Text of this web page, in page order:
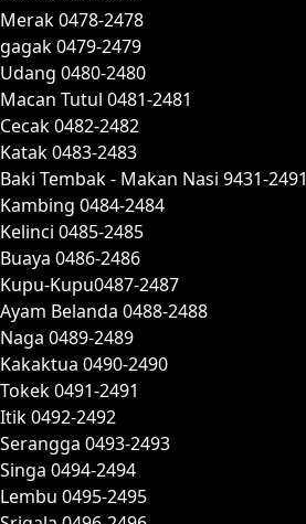
Merak 0478-2478
gagak 0479-2479
Udang 0480-2480
Macan Tutul 0481-2481
Cecak 0482-2482
Katak 0483-2483
Baki Tembak - Makan Nasi 9431-2491
Kambing 0484-2484
Kelinci 0485-2485
Buaya 0486-2486
Kupu-Kupu0487-2487
Ayam Belanda 0488-2488
Naga 0489-2489
Kakaktua 0490-2490
Tokek 0491-2491
Itik 0492-2492
Serangga 0493-2493
Singa 0494-2494
Lembu 0495-2495